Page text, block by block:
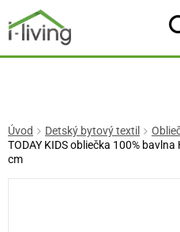
Úvod Detský bytový textil
TODAY KIDS obliečka 100%
cm